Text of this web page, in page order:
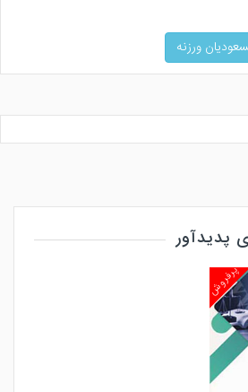
ورزنه
پدیدآور
پرفروش